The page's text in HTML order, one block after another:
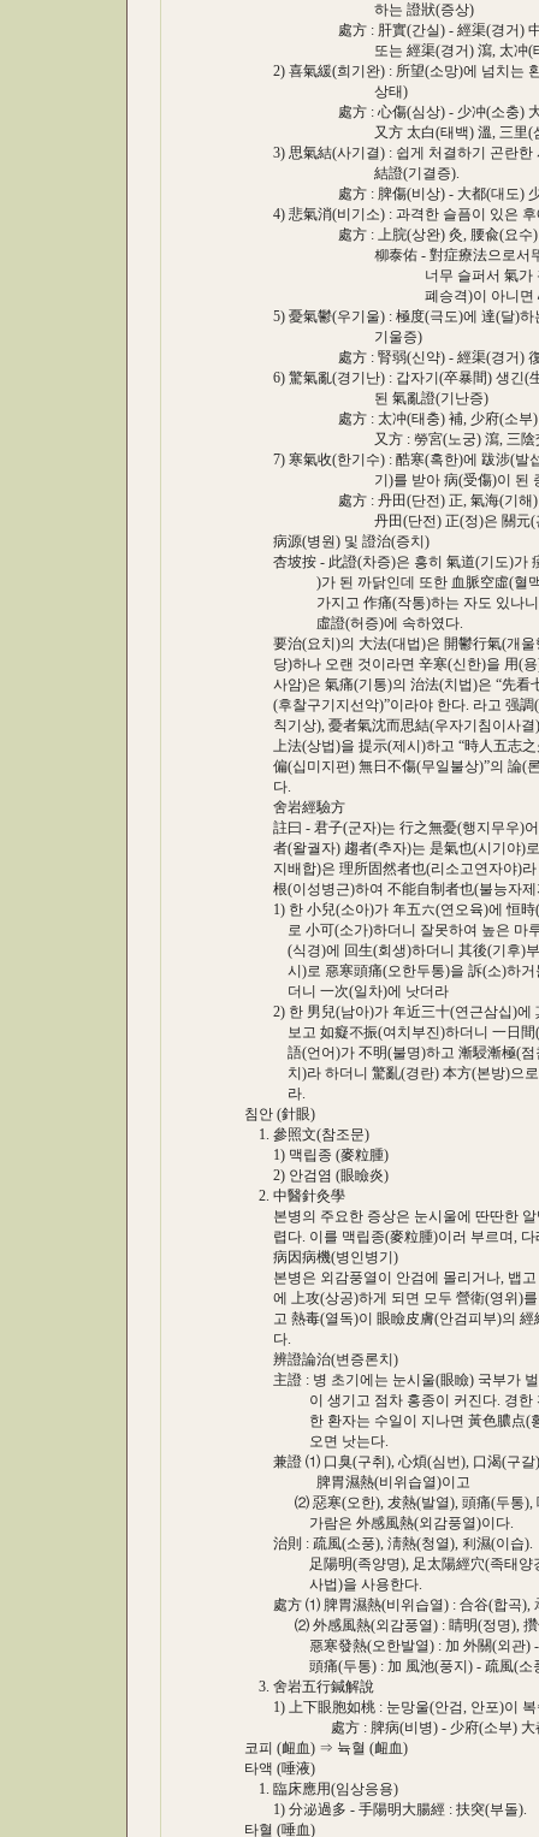
하는 證狀(증상)
處方 : 肝實(간실) - 經渠(경거) 中封(
또는 經渠(경거) 瀉, 太冲(태
2) 喜氣緩(희기완) : 所望(소망)에 넘치는
상태)
處方 : 心傷(심상) - 少冲(소충) 大敦(
又方 太白(태백) 溫, 三里(삼
3) 思氣結(사기결) : 쉽게 처결하기 곤란한
結證(기결증).
處方 : 脾傷(비상) - 大都(대도) 少府(
4) 悲氣消(비기소) : 과격한 슬픔이 있은 후
處方 : 上脘(상완) 灸, 腰兪(요수)
柳泰佑 - 對症療法으로서뚜렸
너무 슬퍼서 氣가 흩어져 맥이
폐승격)이 아니면 心正格(
5) 憂氣鬱(우기울) : 極度(극도)에 達(달)하
기울증)
處方 : 腎弱(신약) - 經渠(경거) 復溜(
6) 驚氣亂(경기난) : 갑자기(卒暴間) 생긴(
된 氣亂證(기난증)
處方 : 太冲(태충) 補, 少府(소부)
又方 : 勞宮(노궁) 瀉, 三陰交(삼
7) 寒氣收(한기수) : 酷寒(혹한)에 跋涉(발
기)를 받아 病(受傷)이 된 증
處方 : 丹田(단전) 正, 氣海(기해)
丹田(단전) 正(정)은 關元(관원)이
病源(병원) 및 證治(증치)
杏坡按 - 此證(차증)은 흥히 氣道(기도)가
)가 된 까닭인데 또한 血脈空虛(혈맥공
가지고 作痛(작통)하는 자도 있나니 前
虛證(허증)에 속하였다.
要治(요치)의 大法(대법)은 開鬱行氣(개울
당)하나 오랜 것이라면 辛寒(신한)을 用(용
사암)은 氣痛(기통)의 治法(치법)은 “先看
(후찰구기지선악)”이라야 한다. 라고 强調(
칙기상), 憂者氣沈而思結(우자기침이사결
上法(상법)을 提示(제시)하고 “時人五志之
偏(십미지편) 無日不傷(무일불상)”의 論(
다.
舍岩經驗方
註曰 - 君子(군자)는 行之無憂(행지무우)어
者(왈궐자) 趨者(추자)는 是氣也(시기야)로
지배합)은 理所固然者也(리소고연자야)라
根(이성병근)하여 不能自制者也(불능자제
1) 한 小兒(소아)가 年五六(연오육)에 恒時(
로 小可(소가)하더니 잘못하여 높은 마루
(식경)에 回生(회생)하더니 其後(기후)부
시)로 惡寒頭痛(오한두통)을 訴(소)하거
더니 一次(일차)에 낫더라
2) 한 男兒(남아)가 年近三十(연근삼십)에
보고 如癡不振(여치부진)하더니 一日間(
語(언어)가 不明(불명)하고 漸駸漸極(점
치)라 하더니 驚亂(경란) 本方(본방)으로
라.
침안 (針眼)
1. 參照文(참조문)
1) 맥립종 (麥粒腫)
2) 안검염 (眼瞼炎)
2. 中醫針灸學
본병의 주요한 증상은 눈시울에 딴딴한 알
렵다. 이를 맥립종(麥粒腫)이러 부르며, 다
病因病機(병인병기)
본병은 외감풍열이 안검에 몰리거나, 뱁고
에 上攻(상공)하게 되면 모두 營衛(영위)를
고 熱毒(열독)이 眼瞼皮膚(안검피부)의 經
다.
辨證論治(변증론치)
主證 : 병 초기에는 눈시울(眼瞼) 국부가 벌
이 생기고 점차 홍종이 커진다. 경한 환
한 환자는 수일이 지나면 黃色膿点(황색
오면 낫는다.
兼證 ⑴ 口臭(구취), 心煩(심번), 口渴(구갈
脾胃濕熱(비위습열)이고
⑵ 惡寒(오한), 犮熱(발열), 頭痛(두통), 咳
가람은 外感風熱(외감풍열)이다.
治則 : 疏風(소풍), 淸熱(청열), 利濕(이습).
足陽明(족양명), 足太陽經穴(족태양경
사법)을 사용한다.
處方 ⑴ 脾胃濕熱(비위습열) : 合谷(합곡),
⑵ 外感風熱(외감풍열) : 睛明(정명), 攢竹
惡寒發熱(오한발열) : 加 外關(외관) -
頭痛(두통) : 加 風池(풍지) - 疏風(소풍
3. 舍岩五行鍼解說
1) 上下眼胞如桃 : 눈망울(안검, 안포)이 복
處方 : 脾病(비병) - 少府(소부) 大都(
코피 (衄血) ⇒ 뉵혈 (衄血)
타액 (唾液)
1. 臨床應用(임상응용)
1) 分泌過多 - 手陽明大腸經 : 扶突(부돌).
타혈 (唾血)